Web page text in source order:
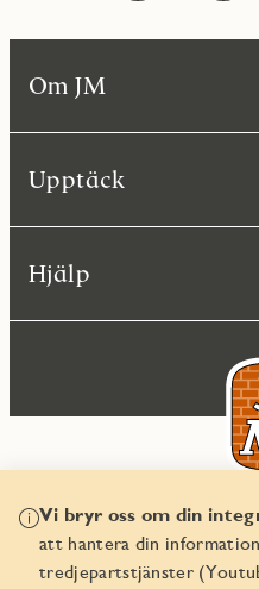
Vi bryr oss om din
att hantera din
tredjepartstjänster
Om JM
Upptäck
Hjälp
© JM